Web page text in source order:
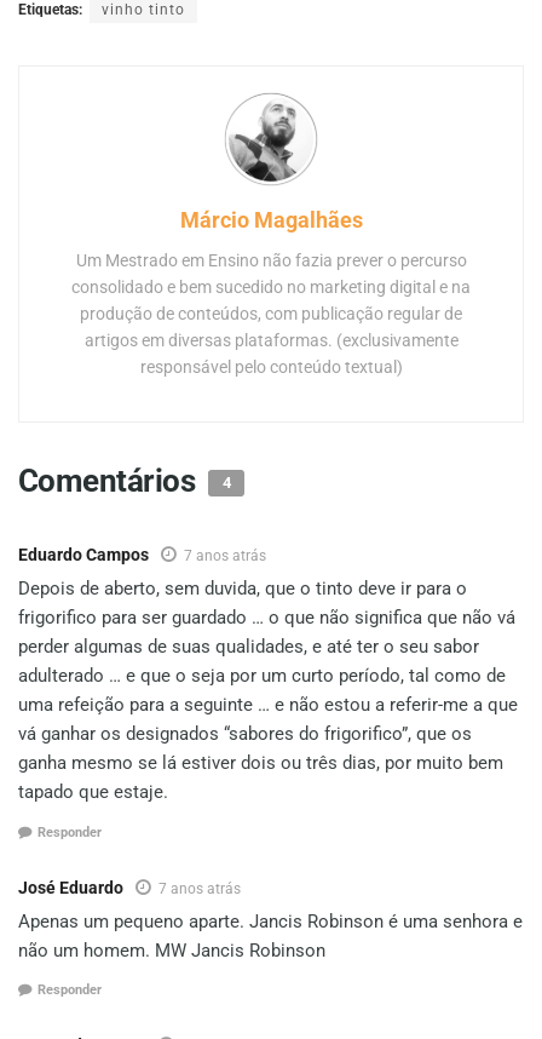
Etiquetas: vinho tinto
Márcio Magalhães
Um Mestrado em Ensino não fazia prever o percurso
consolidado e bem sucedido no marketing digital e na
produção de conteúdos, com publicação regular de
artigos em diversas plataformas. (exclusivamente
responsável pelo conteúdo textual)
Comentários 4
Eduardo Campos 7 anos atrás
Depois de aberto, sem duvida, que o tinto deve ir para o
frigorifico para ser guardado … o que não significa que não vá
perder algumas de suas qualidades, e até ter o seu sabor
adulterado … e que o seja por um curto período, tal como de
uma refeição para a seguinte … e não estou a referir-me a que
vá ganhar os designados “sabores do frigorifico”, que os
ganha mesmo se lá estiver dois ou três dias, por muito bem
tapado que estaje.
Responder
José Eduardo 7 anos atrás
Apenas um pequeno aparte. Jancis Robinson é uma senhora e
não um homem. MW Jancis Robinson
Responder